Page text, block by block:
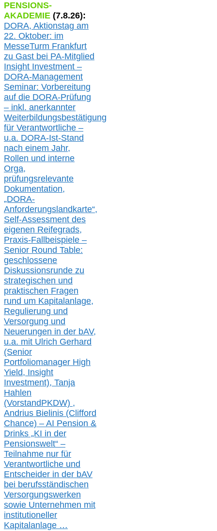
PENSIONS-
AKADEMIE (7.8.26):
DORA, Aktionstag am
22. Oktober: im
MesseTurm Frankfurt
zu Gast bei PA-Mitglied
Insight Investment –
DORA-Management
Seminar: Vorbereitung
auf die DORA-Prüfung
– inkl. anerkannter
Weiterbildungsbestätigung
für Verantwortliche –
u.a. DORA-Ist-Stand
nach einem Jahr,
Rollen und interne
Orga,
prüfungsrelevante
Dokumentation,
„DORA-
Anforderungslandkarte“,
Self-Assessment des
eigenen Reifegrads,
Praxis-Fallbeispiele –
Senior Round Table:
geschlossene
Diskussionsrunde zu
strategischen und
praktischen Fragen
rund um Kapitalanlage,
Regulierung und
Versorgung und
Neuerungen in der bAV,
u.a. mit Ulrich Gerhard
(Senior
Portfoliomanager High
Yield, Insight
Investment), Tanja
Hahlen
(VorstandPKDW) ,
Andrius Bielinis (Clifford
Chance) – AI Pension &
Drinks „KI in der
Pensionswelt“ –
Teilnahme nur für
Verantwortliche und
Entscheider in der bAV
bei berufsständischen
Versorgungswerken
sowie Unternehmen mit
institutioneller
Kapitalanlage …